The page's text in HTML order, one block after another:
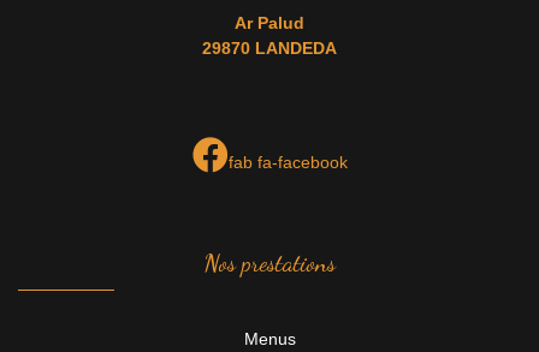
Ar Palud
29870 LANDEDA
fab fa-facebook
Nos prestations
Menus